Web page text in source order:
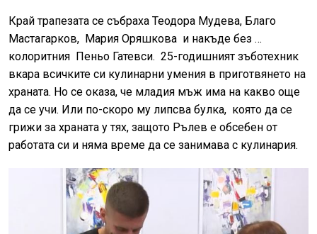
Край трапезата се събраха Теодора Мудева, Благо
Мастагарков, Мария Оряшкова и накъде без …
колоритния Пеньо Гатевси. 25-годишният зъботехник
вкара всичките си кулинарни умения в приготвянето на
храната. Но се оказа, че младия мъж има на какво още
да се учи. Или по-скоро му липсва булка, която да се
грижи за храната у тях, защото Рълев е обсебен от
работата си и няма време да се занимава с кулинария.